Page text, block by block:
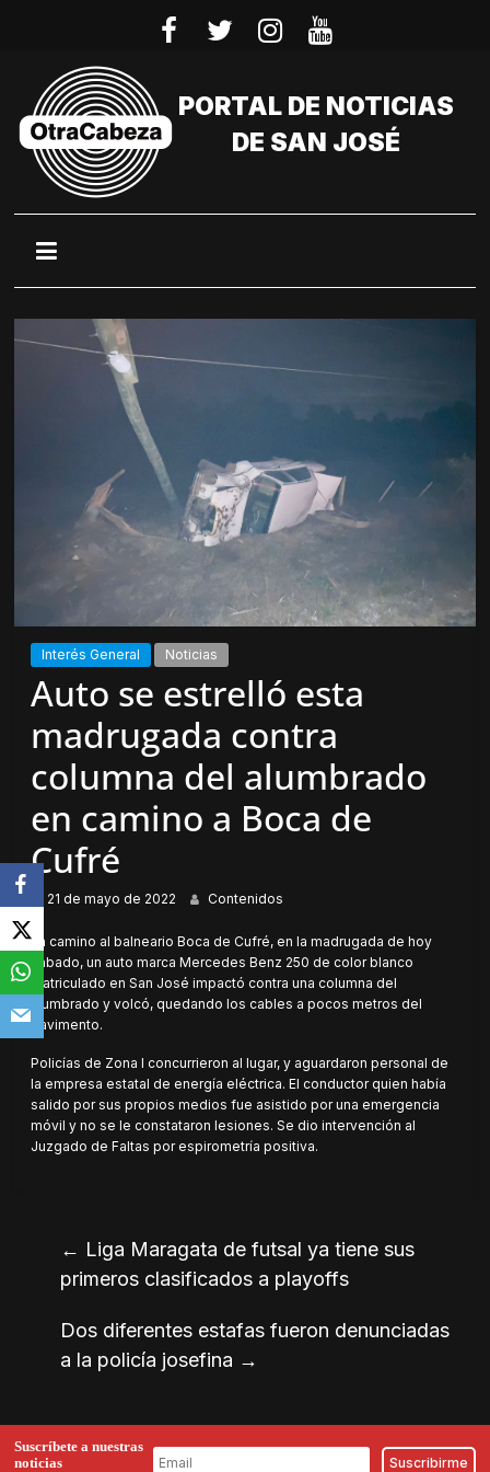
PORTAL DE NOTICIAS
DE SAN JOSÉ
Interés General Noticias
Auto se estrelló esta
madrugada contra
columna del alumbrado
en camino a Boca de
Cufré
21 de mayo de 2022 Contenidos
En camino al balneario Boca de Cufré, en la madrugada de hoy
sábado, un auto marca Mercedes Benz 250 de color blanco
matriculado en San José impactó contra una columna del
alumbrado y volcó, quedando los cables a pocos metros del
pavimento.
Policías de Zona I concurrieron al lugar, y aguardaron personal de
la empresa estatal de energía eléctrica. El conductor quien había
salido por sus propios medios fue asistido por una emergencia
móvil y no se le constataron lesiones. Se dio intervención al
Juzgado de Faltas por espirometría positiva.
← Liga Maragata de futsal ya tiene sus
primeros clasificados a playoffs
Dos diferentes estafas fueron denunciadas
a la policía josefina →
Suscríbete a nuestras
noticias